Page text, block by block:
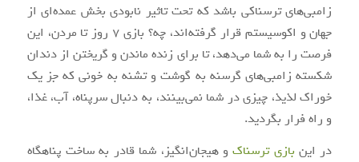
زامبی‌های ترسناکی باشد که تحت تاثیر نابودی بخش عمده‌ای از
جهان و اکوسیستم قرار گرفته‌اند، چه؟ بازی ۷ روز تا مردن، این
فرصت را به شما می‌دهد، تا برای زنده ماندن و گریختن از دندان
شکسته زامبی‌های گرسنه به گوشت و تشنه به خونی که جز یک
خوراک لذیذ، چیزی در شما نمی‌بینند، به دنبال سرپناه، آب، غذا،
و راه فرار بگردید.
در این بازی ترسناکو هیجان‌انگیز، شما قادر به ساخت پناهگاه